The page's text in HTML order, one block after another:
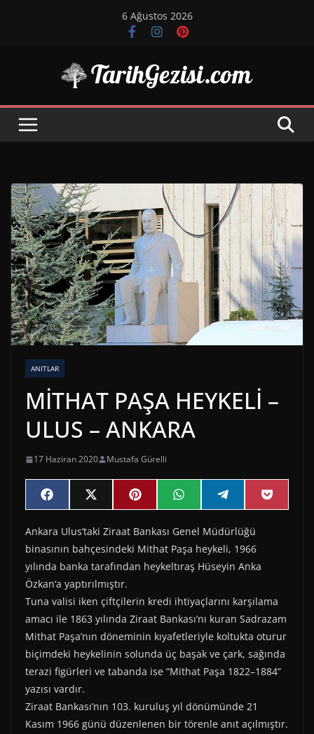
6 Ağustos 2026
ANITLAR
MİTHAT PAŞA HEYKELİ –
ULUS – ANKARA
17 Haziran 2020 Mustafa Gürelli
Share
on
F
a
e
b
o
o
k
Share
on
X
(
w
i
t
t
e
r
)
Share
on
P
i
t
e
r
e
Share
on
W
h
t
s
A
p
Share
on
e
e
r
a
Share
on
P
o
Ankara Ulus’taki Ziraat Bankası Genel Müdürlüğü
binasının bahçesindeki Mithat Paşa heykeli, 1966
yılında banka tarafından heykeltıraş Hüseyin Anka
Özkan‘a yaptırılmıştır.
Tuna valisi iken çiftçilerin kredi ihtiyaçlarını karşılama
amacı ile 1863 yılında Ziraat Bankası’nı kuran Sadrazam
Mithat Paşa’nın döneminin kıyafetleriyle koltukta oturur
biçimdeki heykelinin solunda üç başak ve çark, sağında
terazi figürleri ve tabanda ise “Mithat Paşa 1822–1884”
yazısı vardır.
Ziraat Bankası’nın 103. kuruluş yıl dönümünde 21
Kasım 1966 günü düzenlenen bir törenle anıt açılmıştır.